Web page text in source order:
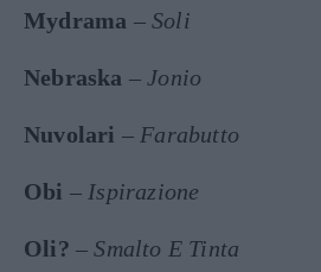
Mydrama –Soli
Nebraska –Jonio
Nuvolari – Farabutto
Obi – Ispirazione
Oli? –Smalto E Tinta